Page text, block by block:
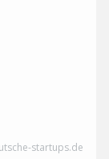
startups.de